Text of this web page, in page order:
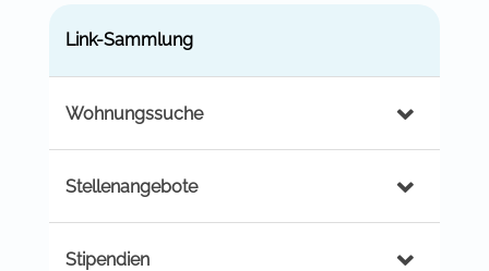
Link-Sammlung
Wohnungssuche
Stellenangebote
Stipendien